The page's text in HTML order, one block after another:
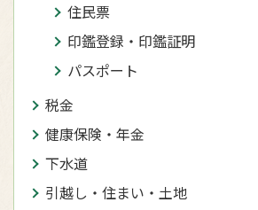
住民票
印鑑登録・印鑑証明
パスポート
税金
健康保険・年金
下水道
引越し・住まい・土地